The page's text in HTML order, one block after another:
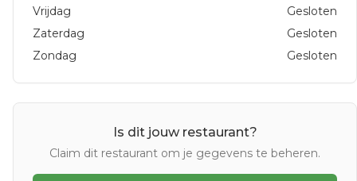
Vrijdag
Gesloten
Zaterdag
Gesloten
Zondag
Gesloten
Is dit jouw restaurant?
Claim dit restaurant om je gegevens te beheren.